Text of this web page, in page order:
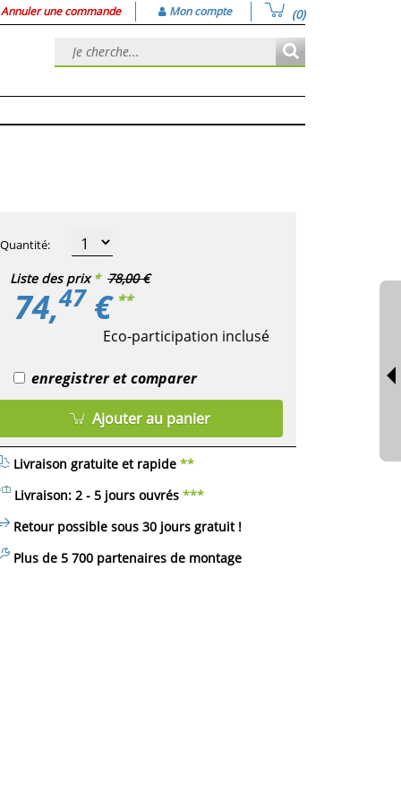
Annuler une commande Mon compte (0)
Liste des prix * 78,00 €
74,47€ **
Eco-participation inclusé
Livraison gratuite et rapide **
Livraison: 2 - 5 jours ouvrés ***
Retour possible sous 30 jours gratuit!
Plus de 5 700 partenaires de montage
Quantité:
enregistrer et comparer
Ajouter au panier